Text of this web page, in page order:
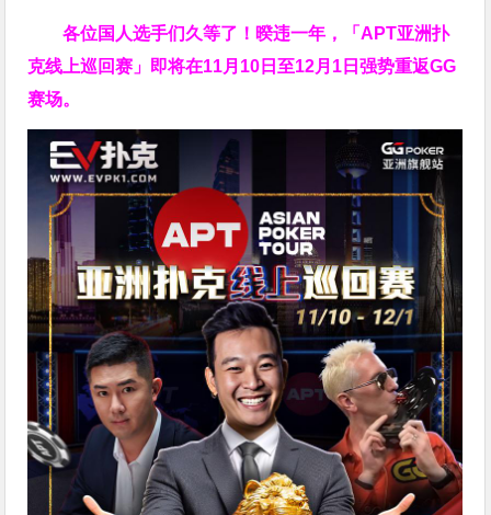
各位国人选手们久等了！暌违一年，「APT亚洲扑
克线上巡回赛」即将在11月10日至12月1日强势重返GG
赛场。